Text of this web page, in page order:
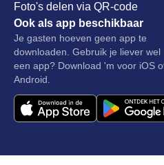
Foto's delen via QR-code
Ook als app beschikbaar
Je gasten hoeven geen app te
downloaden. Gebruik je liever wel
een app? Download 'm voor iOS
Android.